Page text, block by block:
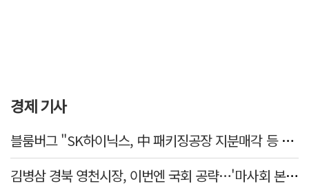
경제 기사
블룸버그 "SK하이닉스, 中 패키징공장 지분매각 등 검토"
김병삼 경북 영천시장, 이번엔 국회 공략…'마사회 본사 이전·광역교통망 확충' 요청